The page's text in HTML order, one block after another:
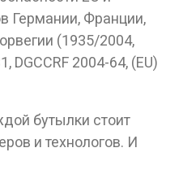
Германии, Франции,
(1935/2004,
DGCCRF 2004-64, (EU)
бутылки стоит
и технологов. И
лицам,
18 лет!